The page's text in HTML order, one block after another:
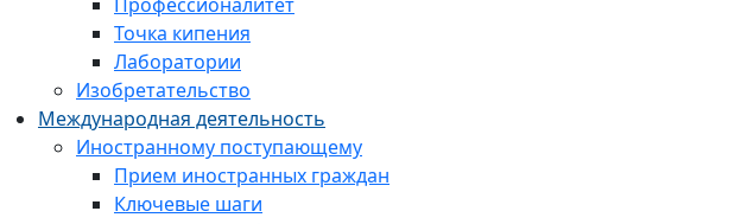
Точка кипения
Лаборатории
Изобретательство
Международная деятельность
Иностранному поступающему
Прием иностранных граждан
Ключевые шаги